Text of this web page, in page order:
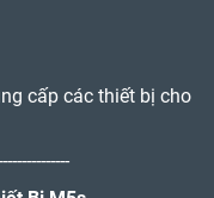
cấp các thiết bị cho